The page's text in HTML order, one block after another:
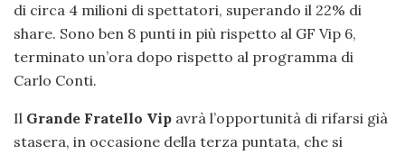
di circa 4 milioni di spettatori, superando il 22% di
share. Sono ben 8 punti in più rispetto al GF Vip 6,
terminato un’ora dopo rispetto al programma di
Carlo Conti.
Il Grande Fratello Vip avrà l’opportunità di rifarsi già
stasera, in occasione della terza puntata, che si